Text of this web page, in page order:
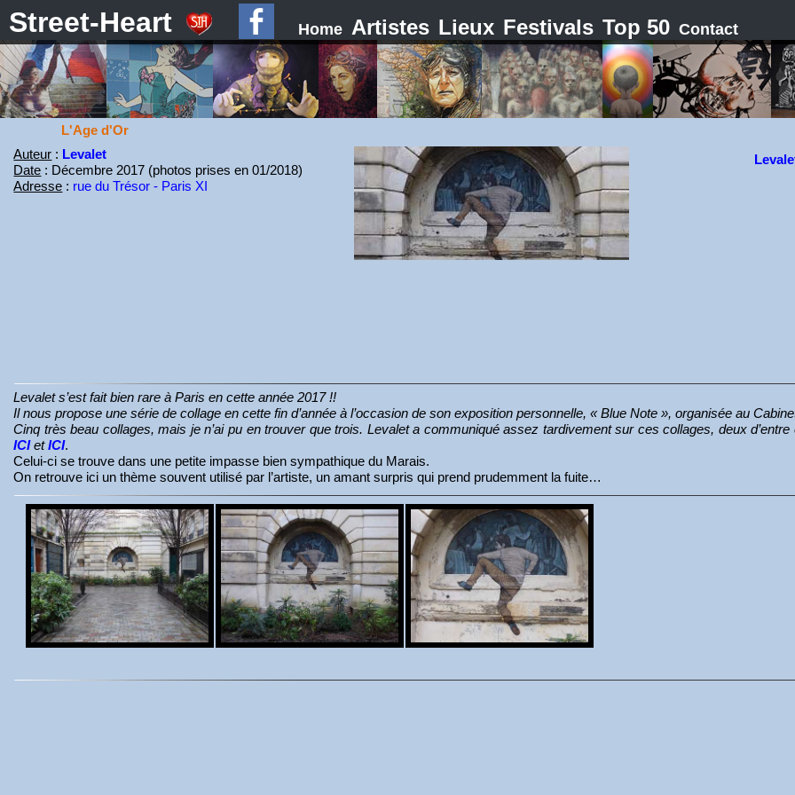
Street-Heart Home Artistes Lieux Festivals Top 50 Contact
L'Age d'Or
Auteur : Levalet
Date : Décembre 2017 (photos prises en 01/2018)
Adresse : rue du Trésor - Paris XI
Levalet s’est fait bien rare à Paris en cette année 2017 !!
Il nous propose une série de collage en cette fin d’année à l’occasion de son exposition personnelle, « Blue Note », organisée au
Cinq très beau collages, mais je n’ai pu en trouver que trois. Levalet a communiqué assez tardivement sur ces collages, deux
ICIetICI.
Celui-ci se trouve dans une petite impasse bien sympathique du Marais.
On retrouve ici un thème souvent utilisé par l’artiste, un amant surpris qui prend prudemment la fuite…